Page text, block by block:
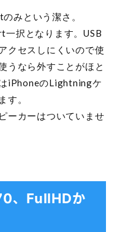
みという潔さ。
択となります。USB
クセスしにくいので使
うなら外すことがほと
iPhoneのLightningケ
す。
ーカーはついていませ
、FullHDか